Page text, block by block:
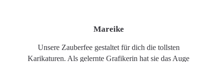
Mareike
Unsere Zauberfee gestaltet für dich die tollsten
Karikaturen. Als gelernte Grafikerin hat sie das Auge